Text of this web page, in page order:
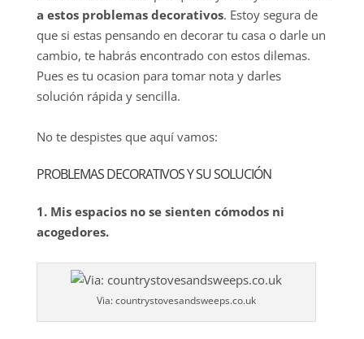
a estos problemas decorativos. Estoy segura de
que si estas pensando en decorar tu casa o darle un
cambio, te habrás encontrado con estos dilemas.
Pues es tu ocasion para tomar nota y darles
solución rápida y sencilla.
No te despistes que aquí vamos:
PROBLEMAS DECORATIVOS Y SU SOLUCIÓN
1. Mis espacios no se sienten cómodos ni
acogedores.
Via: countrystovesandsweeps.co.uk